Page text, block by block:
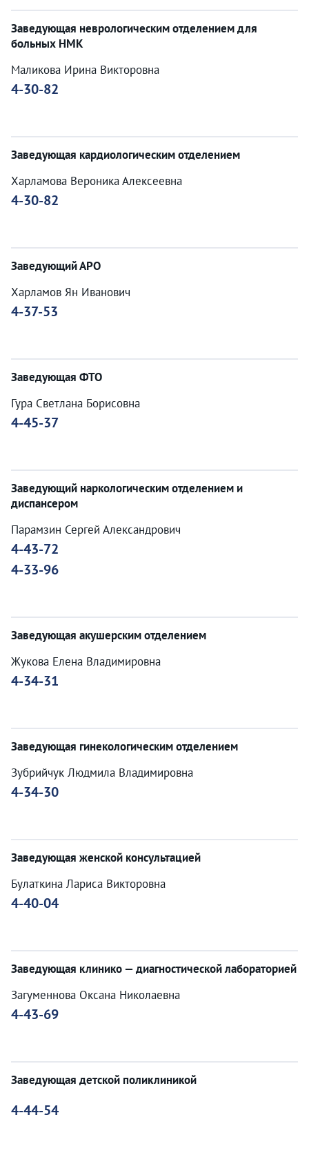
Заведующая неврологическим отделением для
больных НМК
Маликова Ирина Викторовна
4-30-82
Заведующая кардиологическим отделением
Харламова Вероника Алексеевна
4-30-82
Заведующий АРО
Харламов Ян Иванович
4-37-53
Заведующая ФТО
Гура Светлана Борисовна
4-45-37
Заведующий наркологическим отделением и
диспансером
Парамзин Сергей Александрович
4-43-72
4-33-96
Заведующая акушерским отделением
Жукова Елена Владимировна
4-34-31
Заведующая гинекологическим отделением
Зубрийчук Людмила Владимировна
4-34-30
Заведующая женской консультацией
Булаткина Лариса Викторовна
4-40-04
Заведующая клинико — диагностической лабораторией
Загуменнова Оксана Николаевна
4-43-69
Заведующая детской поликлиникой
4-44-54